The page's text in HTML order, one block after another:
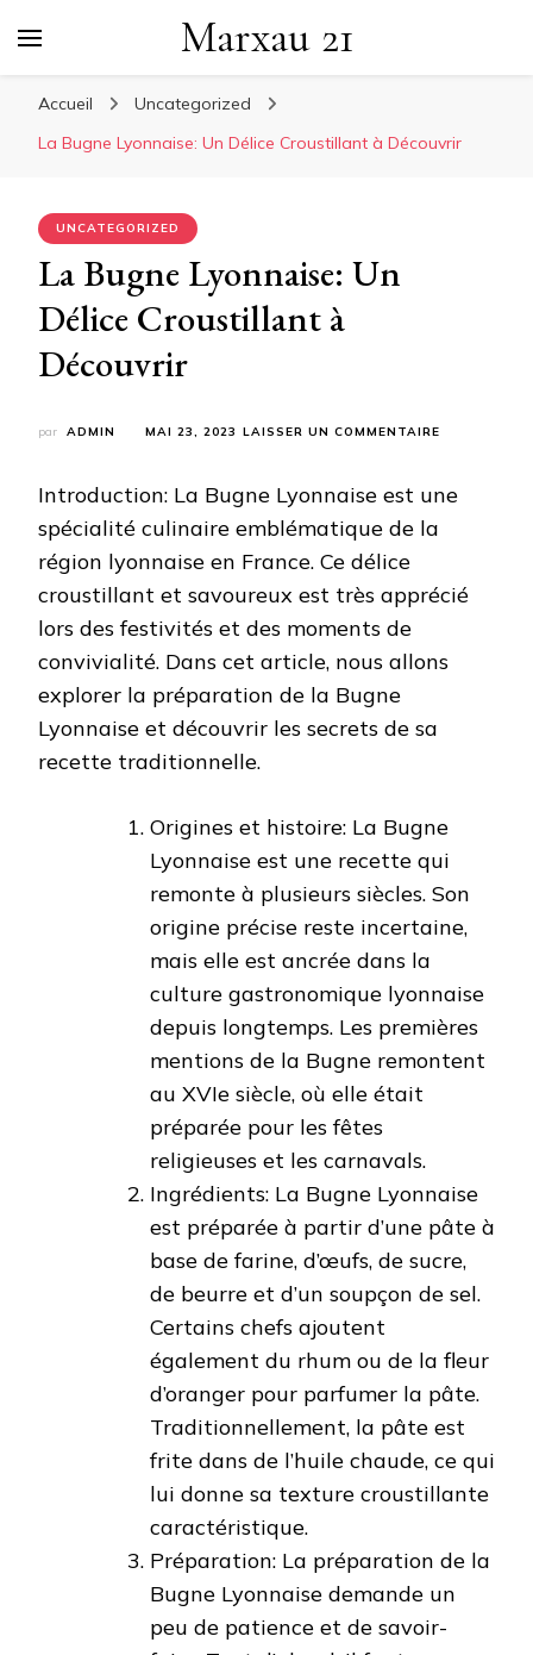
Marxau 21
Accueil
Uncategorized
La Bugne Lyonnaise: Un Délice Croustillant à Découvrir
UNCATEGORIZED
La Bugne Lyonnaise: Un
Délice Croustillant à
Découvrir
par ADMIN MAI 23, 2023 LAISSER UN COMMENTAIRE
LYONNAISE:
DÉCOUVRIR
Introduction: La Bugne Lyonnaise est une
spécialité culinaire emblématique de la
région lyonnaise en France. Ce délice
croustillant et savoureux est très apprécié
lors des festivités et des moments de
convivialité. Dans cet article, nous allons
explorer la préparation de la Bugne
Lyonnaise et découvrir les secrets de sa
recette traditionnelle.
Origines et histoire: La Bugne
Lyonnaise est une recette qui
remonte à plusieurs siècles. Son
origine précise reste incertaine,
mais elle est ancrée dans la
culture gastronomique lyonnaise
depuis longtemps. Les premières
mentions de la Bugne remontent
au XVIe siècle, où elle était
préparée pour les fêtes
religieuses et les carnavals.
Ingrédients: La Bugne Lyonnaise
est préparée à partir d’une pâte à
base de farine, d’œufs, de sucre,
de beurre et d’un soupçon de sel.
Certains chefs ajoutent
également du rhum ou de la fleur
d’oranger pour parfumer la pâte.
Traditionnellement, la pâte est
frite dans de l’huile chaude, ce qui
lui donne sa texture croustillante
caractéristique.
Préparation: La préparation de la
Bugne Lyonnaise demande un
peu de patience et de savoir-